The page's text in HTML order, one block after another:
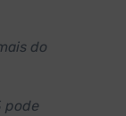
do
pode